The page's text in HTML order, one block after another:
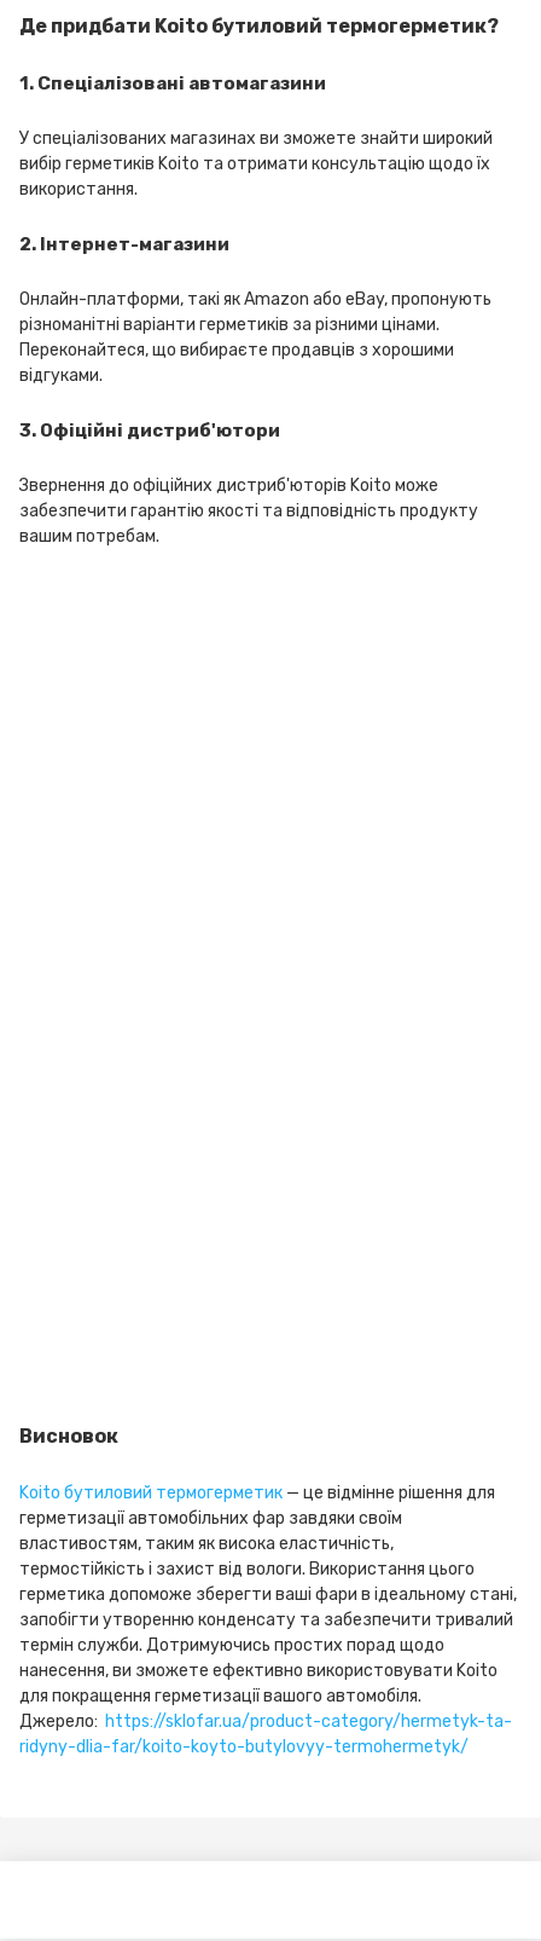
Де придбати Koito бутиловий термогерметик?
1. Спеціалізовані автомагазини
У спеціалізованих магазинах ви зможете знайти широкий
вибір герметиків Koito та отримати консультацію щодо їх
використання.
2. Інтернет-магазини
Онлайн-платформи, такі як Amazon або eBay, пропонують
різноманітні варіанти герметиків за різними цінами.
Переконайтеся, що вибираєте продавців з хорошими
відгуками.
3. Офіційні дистриб'ютори
Звернення до офіційних дистриб'юторів Koito може
забезпечити гарантію якості та відповідність продукту
вашим потребам.
Висновок
Koito бутиловий термогерметик — це відмінне рішення для
герметизації автомобільних фар завдяки своїм
властивостям, таким як висока еластичність,
термостійкість і захист від вологи. Використання цього
герметика допоможе зберегти ваші фари в ідеальному стані,
запобігти утворенню конденсату та забезпечити тривалий
термін служби. Дотримуючись простих порад щодо
нанесення, ви зможете ефективно використовувати Koito
для покращення герметизації вашого автомобіля.
Джерело: https://sklofar.ua/product-category/hermetyk-ta-
ridyny-dlia-far/koito-koyto-butylovyy-termohermetyk/